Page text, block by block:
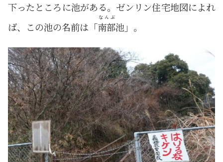
下ったところに池がある。ゼンリン住宅地図によれ
ば、この池の名前は「南部
なんぶ
池」。